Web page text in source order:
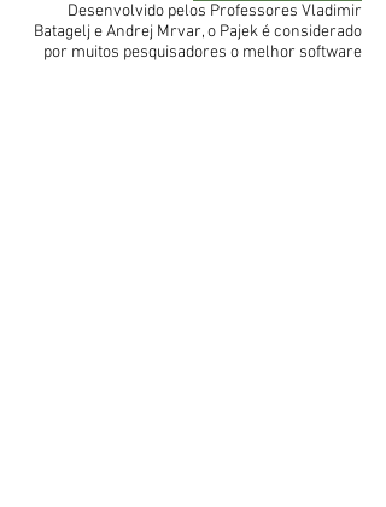
Desenvolvido pelos Professores Vladimir
Batagelj e Andrej Mrvar, o Pajek é considerado
por muitos pesquisadores o melhor software